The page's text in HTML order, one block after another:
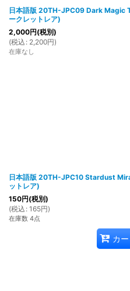
日本語版 20TH-JPC09 Dark Magic
ークレットレア)
2,000円(税別)
(税込 : 2,200円)
在庫なし
日本語版 20TH-JPC10 Stardust
ットレア)
150円(税別)
(税込 : 165円)
在庫数 4点
カ